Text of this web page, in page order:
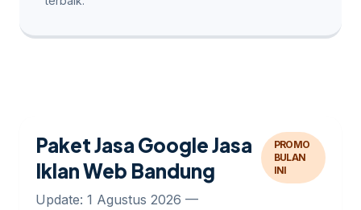
Paket Jasa Google Jasa
Iklan Web Bandung
Update: 1 Agustus 2026 —
PROMO
BULAN
INI